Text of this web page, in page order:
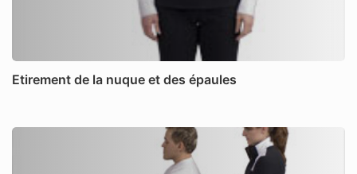
Etirement de la nuque et des épaules